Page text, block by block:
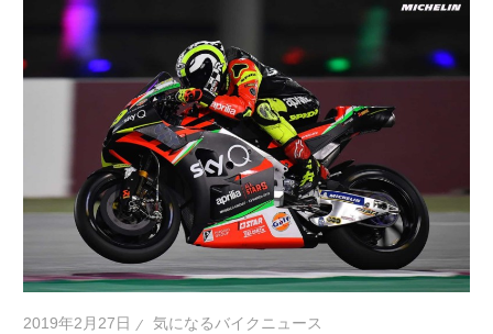
2019年2月27日 気になるバイクニュース